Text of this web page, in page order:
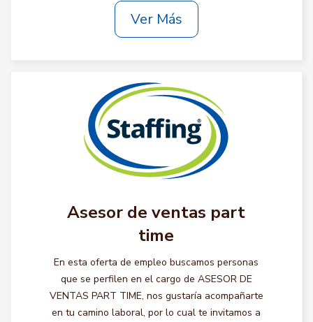
Ver Más
Asesor de ventas part
time
En esta oferta de empleo buscamos personas
que se perfilen en el cargo de ASESOR DE
VENTAS PART TIME, nos gustaría acompañarte
en tu camino laboral, por lo cual te invitamos a